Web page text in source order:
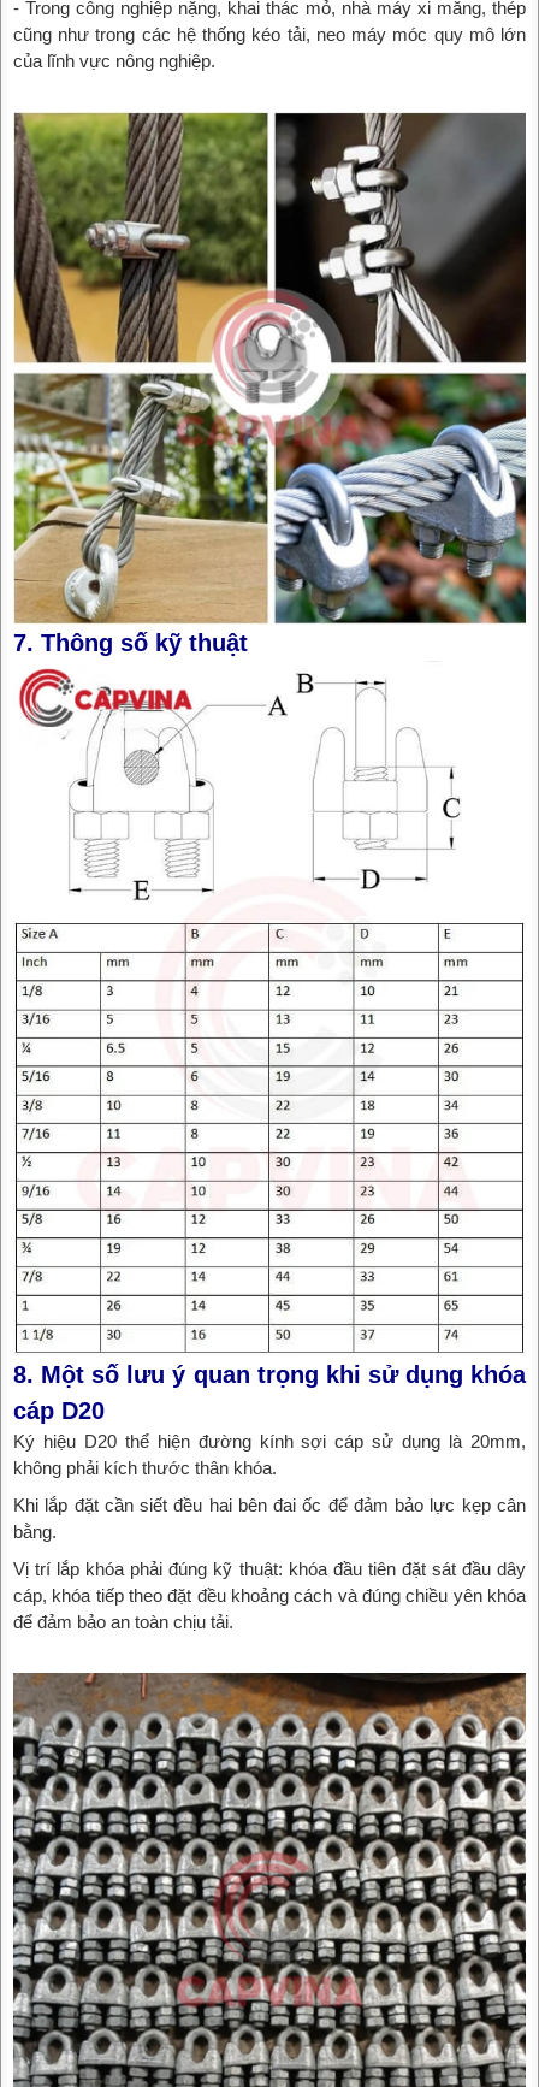
- Trong công nghiệp nặng, khai thác mỏ, nhà máy xi măng, thép
cũng như trong các hệ thống kéo tải, neo máy móc quy mô lớn
của lĩnh vực nông nghiệp.
7. Thông số kỹ thuật
8. Một số lưu ý quan trọng khi sử dụng khóa
cáp D20
Ký hiệu D20 thể hiện đường kính sợi cáp sử dụng là 20mm,
không phải kích thước thân khóa.
Khi lắp đặt cần siết đều hai bên đai ốc để đảm bảo lực kẹp cân
bằng.
Vị trí lắp khóa phải đúng kỹ thuật: khóa đầu tiên đặt sát đầu dây
cáp, khóa tiếp theo đặt đều khoảng cách và đúng chiều yên khóa
để đảm bảo an toàn chịu tải.